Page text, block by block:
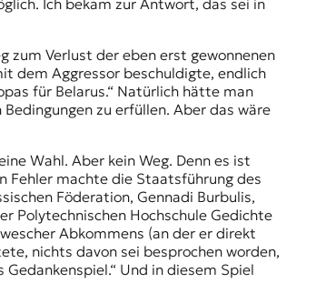
Ich bekam zur Antwort, das sei in
zum Verlust der eben erst gewonnenen
dem Aggressor beschuldigte, endlich
für Belarus.“ Natürlich hätte man
zu erfüllen. Aber das wäre
Wahl. Aber kein Weg. Denn es ist
Fehler machte die Staatsführung des
Föderation, Gennadi Burbulis,
Polytechnischen Hochschule Gedichte
Abkommens (an der er direkt
nichts davon sei besprochen worden,
Und in diesem Spiel